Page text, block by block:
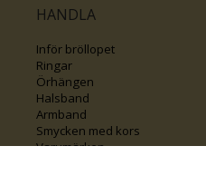
HANDLA
Inför bröllopet
Ringar
Örhängen
Halsband
Armband
Smycken med kors
Varumärken